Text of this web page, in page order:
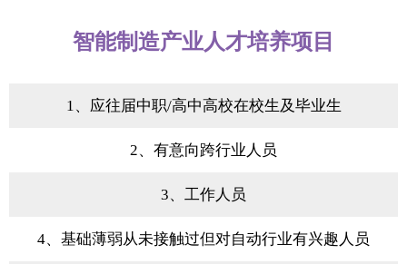
智能制造产业人才培养项目
1、应往届中职/高中高校在校生及毕业生
2、有意向跨行业人员
3、工作人员
4、基础薄弱从未接触过但对自动行业有兴趣人员